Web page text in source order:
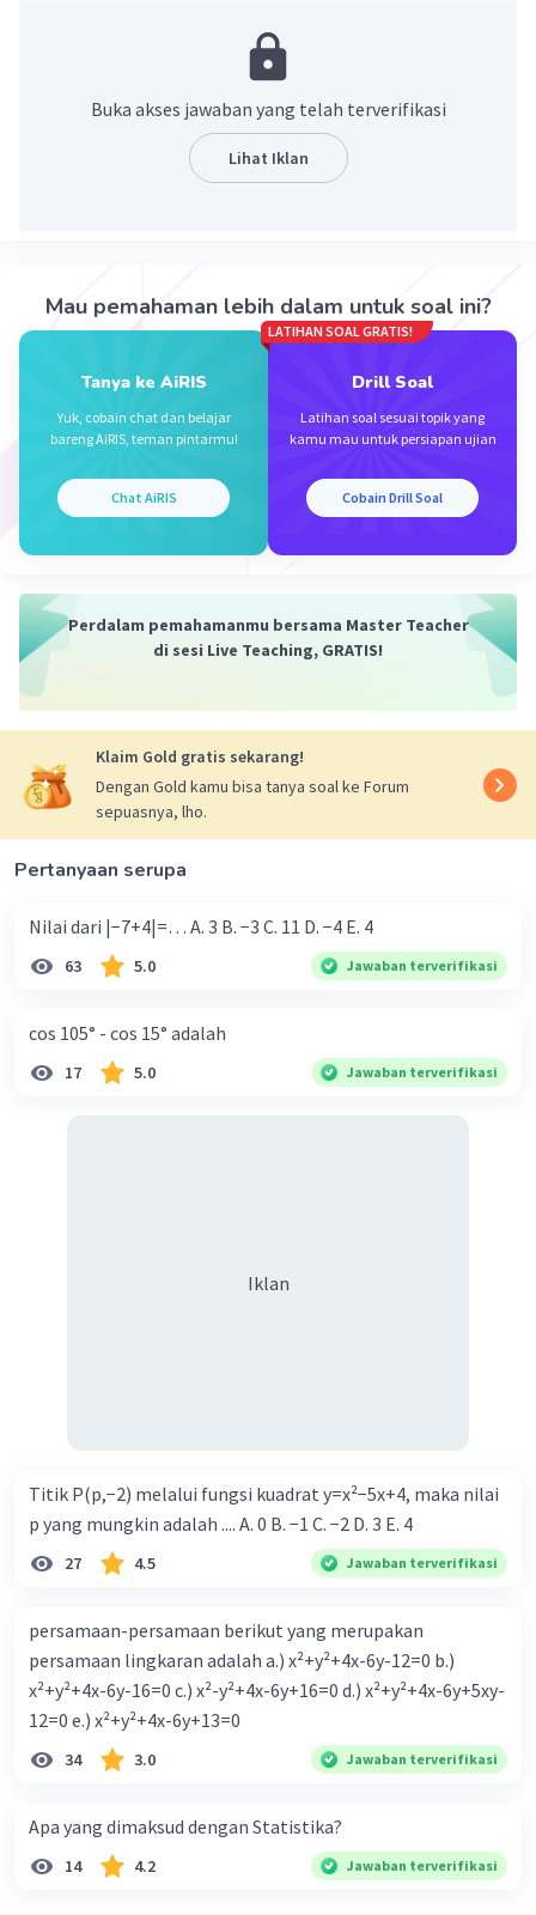
menghubungkan titik dengan garis secara tegak
EO = CE = 1/2 x 8√2 = 4√2 cm
perhatikan segitiga ACE merupakan segitiga
sama sisi, maka jarak antara titik A ke garis EC
EO = √(AE - EO )
= √(128 - 32)
= √96
= 4√6
Beri Rating
Buka akses jawaban yang telah terverifikasi
Lihat Iklan
Mau pemahaman lebih dalam untuk soal ini?
Tanya ke AiRIS
Yuk, cobain chat dan belajar
bareng AiRIS, teman pintarmu!
Chat AiRIS
LATIHAN SOAL GRATIS!
Drill Soal
Latihan soal sesuai topik yang
kamu mau untuk persiapan ujian
Cobain Drill Soal
Perdalam pemahamanmu bersama Master Teacher
di sesi Live Teaching, GRATIS!
Klaim Gold gratis sekarang!
Dengan Gold kamu bisa tanya soal ke Forum
sepuasnya, lho.
Pertanyaan serupa
Nilai dari |−7+4|=… A. 3 B. −3 C. 11 D. −4 E. 4
63 5.0 Jawaban terverifikasi
cos 105° - cos 15° adalah
17 5.0 Jawaban terverifikasi
Iklan
Titik P(p,−2) melalui fungsi kuadrat y=x²−5x+4, maka nilai
p yang mungkin adalah .... A. 0 B. −1 C. −2 D. 3 E. 4
27 4.5 Jawaban terverifikasi
persamaan-persamaan berikut yang merupakan
persamaan lingkaran adalah a.) x²+y²+4x-6y-12=0 b.)
x²+y²+4x-6y-16=0 c.) x²-y²+4x-6y+16=0 d.) x²+y²+4x-6y+5xy-
12=0 e.) x²+y²+4x-6y+13=0
34 3.0 Jawaban terverifikasi
Apa yang dimaksud dengan Statistika?
14 4.2 Jawaban terverifikasi